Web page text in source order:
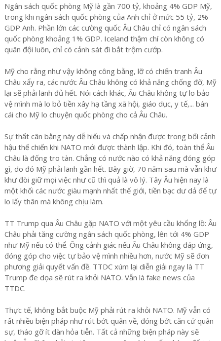
Ngân sách quốc phòng Mỹ là gần 700 tỷ, khoảng 4% GDP Mỹ,
trong khi ngân sách quốc phòng của Anh chỉ ở mức 55 tỷ, 2%
GDP Anh. Phần lớn các cường quốc Âu Châu chỉ có ngân sách
quốc phòng khoảng 1% GDP. Iceland thậm chí còn không có
quân đội luôn, chỉ có cảnh sát đi bắt trộm cướp.
Mỹ cho rằng như vậy không công bằng, lỡ có chiến tranh Âu
Châu xẩy ra, các nước Âu Châu không có khả năng chống đỡ, Mỹ
lại sẽ phải lãnh đủ hết. Nói cách khác, Âu Châu không tự lo bảo
vệ mình mà lo bỏ tiền xây hạ tầng xã hội, giáo dục, y tế,... bán
cái cho Mỹ lo chuyện quốc phòng cho cả Âu Châu.
Sự thất cân bằng này dễ hiểu và chấp nhận được trong bối cảnh
hậu thế chiến khi NATO mới được thành lập. Khi đó, toàn thể Âu
Châu là đống tro tàn. Chẳng có nước nào có khả năng đóng góp
gì, do đó Mỹ phải lãnh gần hết. Bây giờ, 70 năm sau mà vẫn khư
khư đòi giữ mọi việc như cũ thì quả là vô lý. Tây Âu hiện nay là
một khối các nước giàu mạnh nhất thế giới, tiền bạc dư dả để tự
lo lấy thân mà không chịu làm.
TT Trump qua Âu Châu gặp NATO với một yêu cầu khổng lồ: Âu
Châu phải tăng cường ngân sách quốc phòng, lên tới 4% GDP
như Mỹ nếu có thể. Ông cảnh giác nếu Âu Châu không đáp ứng,
đóng góp cho việc tự bảo vệ mình nhiều hơn, nước Mỹ sẽ đơn
phương giải quyết vấn đề. TTDC xúm lại diễn giải ngay là TT
Trump đe dọa sẽ rút ra khỏi NATO. Vẫn là fake news của
TTDC.
Thực tế, không bắt buộc Mỹ phải rút ra khỏi NATO. Mỹ vẫn có
rất nhiều biện pháp như rút bớt quân về, đóng bớt căn cứ quân
sự, tháo gỡ ít dàn hỏa tiễn. Tất cả những biện pháp này sẽ